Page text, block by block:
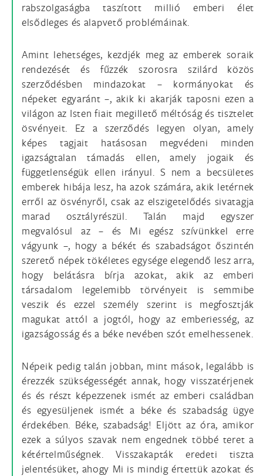
rabszolgaságba taszított millió emberi élet
elsődleges és alapvető problémáinak.
Amint lehetséges, kezdjék meg az emberek soraik
rendezését és fűzzék szorosra szilárd közös
szerződésben mindazokat – kormányokat és
népeket egyaránt –, akik ki akarják taposni ezen a
világon az Isten fiait megillető méltóság és tisztelet
ösvényeit. Ez a szerződés legyen olyan, amely
képes tagjait hatásosan megvédeni minden
igazságtalan támadás ellen, amely jogaik és
függetlenségük ellen irányul. S nem a becsületes
emberek hibája lesz, ha azok számára, akik letérnek
erről az ösvényről, csak az elszigetelődés sivatagja
marad osztályrészül. Talán majd egyszer
megvalósul az – és Mi egész szívünkkel erre
vágyunk –, hogy a békét és szabadságot őszintén
szerető népek tökéletes egysége elegendő lesz arra,
hogy belátásra bírja azokat, akik az emberi
társadalom legelemibb törvényeit is semmibe
veszik és ezzel személy szerint is megfosztják
magukat attól a jogtól, hogy az emberiesség, az
igazságosság és a béke nevében szót emelhessenek.
Népeik pedig talán jobban, mint mások, legalább is
érezzék szükségességét annak, hogy visszatérjenek
és és részt képezzenek ismét az emberi családban
és egyesüljenek ismét a béke és szabadság ügye
érdekében. Béke, szabadság! Eljött az óra, amikor
ezek a súlyos szavak nem engednek többé teret a
kétértelműségnek. Visszakapták eredeti tiszta
jelentésüket, ahogy Mi is mindig értettük azokat és